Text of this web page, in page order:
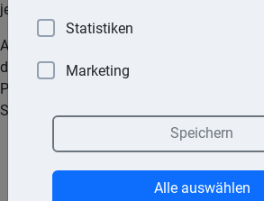
jeweiligen Adressaten.
Als Vorsorgeverfügungen kommen
das Testament, die Vorsorgevollmacht, die
Patientenverfügung, die
Sorgerechtsverfügung.
Statistiken
Marketing
Speichern
Alle auswählen